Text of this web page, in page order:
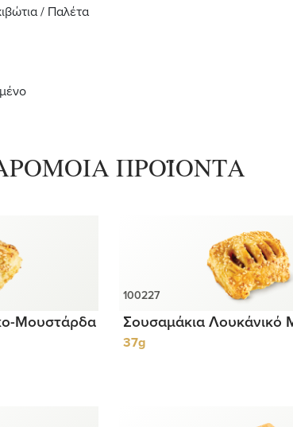
/ Παλέτα
ΠΡΟΪΟΝΤΑ
Μουστάρδα Σουσαμάκια Λουκάνικό
37g